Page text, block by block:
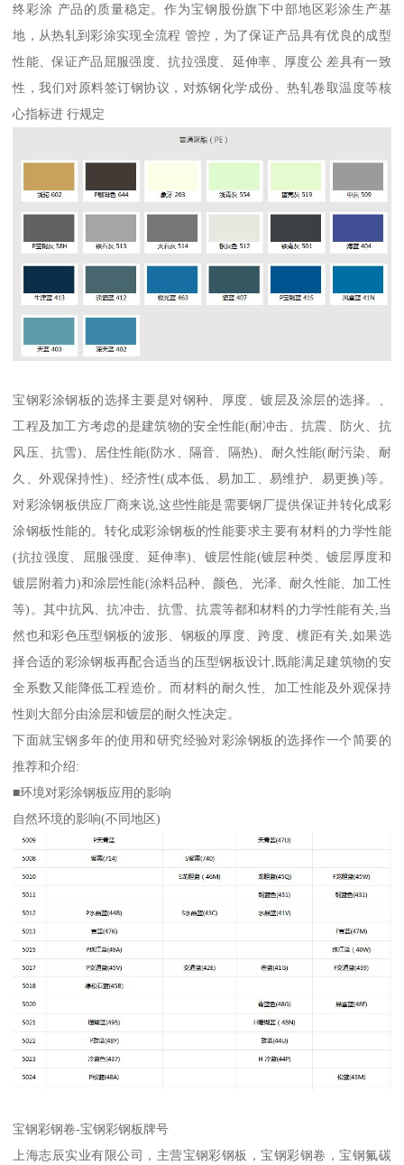
终彩涂 产品的质量稳定。作为宝钢股份旗下中部地区彩涂生产基
地，从热轧到彩涂实现全流程 管控，为了保证产品具有优良的成型
性能、保证产品屈服强度、抗拉强度、延伸率、厚度公 差具有一致
性，我们对原料签订钢协议，对炼钢化学成份、热轧卷取温度等核
心指标进 行规定
宝钢彩涂钢板的选择主要是对钢种、厚度、镀层及涂层的选择。、
工程及加工方考虑的是建筑物的安全性能(耐冲击、抗震、防火、抗
风压、抗雪)、居住性能(防水、隔音、隔热)、耐久性能(耐污染、耐
久、外观保持性)、经济性(成本低、易加工、易维护、易更换)等。
对彩涂钢板供应厂商来说,这些性能是需要钢厂提供保证并转化成彩
涂钢板性能的。转化成彩涂钢板的性能要求主要有材料的力学性能
(抗拉强度、屈服强度、延伸率)、镀层性能(镀层种类、镀层厚度和
镀层附着力)和涂层性能(涂料品种、颜色、光泽、耐久性能、加工性
等)。其中抗风、抗冲击、抗雪、抗震等都和材料的力学性能有关,当
然也和彩色压型钢板的波形、钢板的厚度、跨度、檩距有关,如果选
择合适的彩涂钢板再配合适当的压型钢板设计,既能满足建筑物的安
全系数又能降低工程造价。而材料的耐久性、加工性能及外观保持
性则大部分由涂层和镀层的耐久性决定。
下面就宝钢多年的使用和研究经验对彩涂钢板的选择作一个简要的
推荐和介绍:
■环境对彩涂钢板应用的影响
自然环境的影响(不同地区)
宝钢彩钢卷-宝钢彩钢板牌号
上海志辰实业有限公司，主营宝钢彩钢板，宝钢彩钢卷，宝钢氟碳